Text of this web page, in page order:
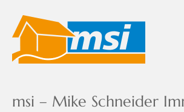
msi – Mike Schneider